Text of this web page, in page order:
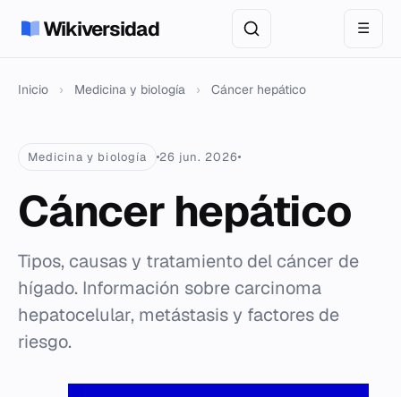
Wikiversidad ☰
Inicio › Medicina y biología › Cáncer hepático
Medicina y biología 26 jun. 2026
Cáncer hepático
Tipos, causas y tratamiento del cáncer de
hígado. Información sobre carcinoma
hepatocelular, metástasis y factores de
riesgo.